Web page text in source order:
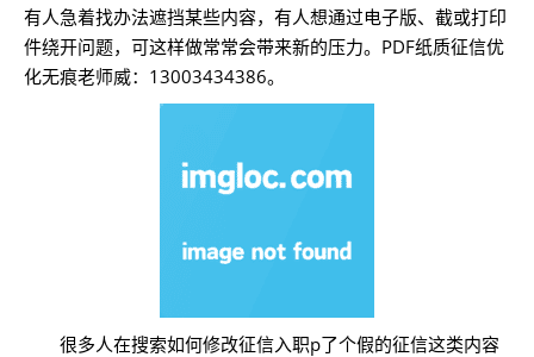
有人急着找办法遮挡某些内容，有人想通过电子版、截或打印
件绕开问题，可这样做常常会带来新的压力。PDF纸质征信优
化无痕老师威：13003434386。
很多人在搜索如何修改征信入职p了个假的征信这类内容